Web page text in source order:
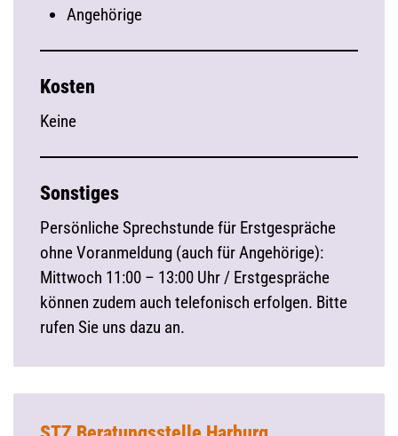
Angehörige
Kosten
Keine
Sonstiges
Persönliche Sprechstunde für Erstgespräche
ohne Voranmeldung (auch für Angehörige):
Mittwoch 11:00 – 13:00 Uhr / Erstgespräche
können zudem auch telefonisch erfolgen. Bitte
rufen Sie uns dazu an.